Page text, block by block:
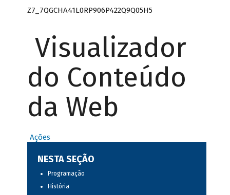
Z7_7QGCHA41L0RP906P422Q9Q05H5
Visualizador
do Conteúdo
da Web
Ações
NESTA SEÇÃO
Programação
História